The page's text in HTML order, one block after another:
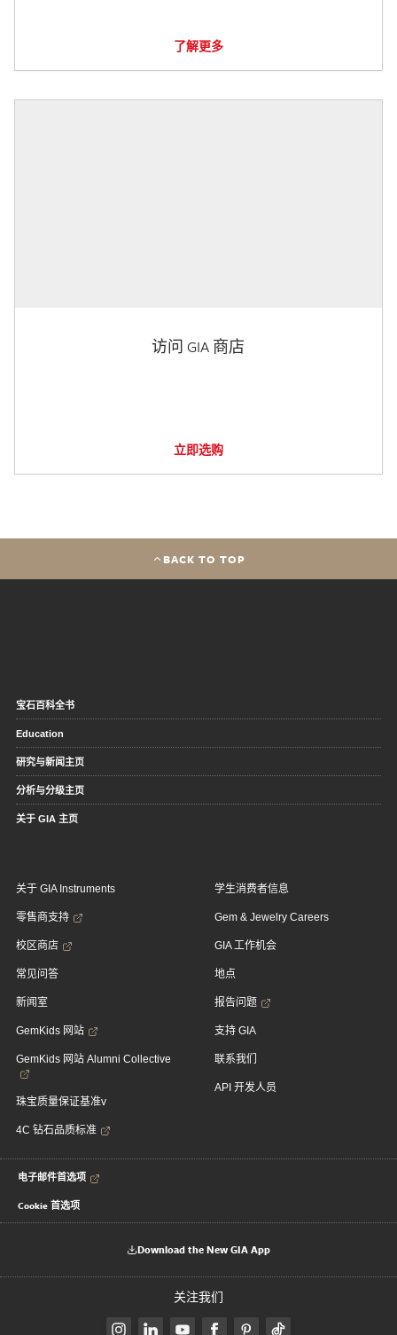
了解更多
访问 GIA 商店
立即选购
BACK TO TOP
宝石百科全书
Education
研究与新闻主页
分析与分级主页
关于 GIA 主页
关于 GIA Instruments
零售商支持
校区商店
常见问答
新闻室
GemKids 网站
GemKids 网站 Alumni Collective
珠宝质量保证基准v
4C 钻石品质标准
学生消费者信息
Gem & Jewelry Careers
GIA 工作机会
地点
报告问题
支持 GIA
联系我们
API 开发人员
电子邮件首选项
Cookie 首选项
Download the New GIA App
关注我们